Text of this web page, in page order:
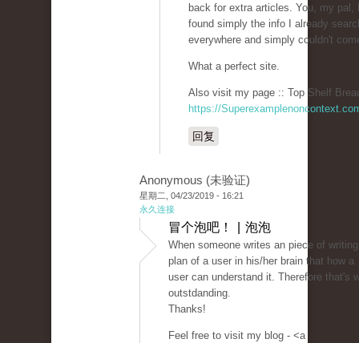
back for extra articles. You, my pal,
found simply the info I already
everywhere and simply couldn't
What a perfect site.
Also visit my page :: Top Shelf
https://
回复
Anonymous (未验证)
星期二, 04/23/2019 - 16:21
永久连接
冒个泡吧！ | 泡泡
When someone writes an piece of
plan of a user in his/her brain that how a
user can understand it. Therefore that's
outstdanding.
Thanks!
Feel free to visit my blog - <a